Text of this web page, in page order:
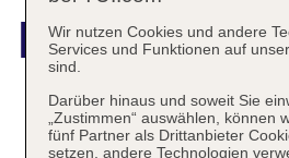
Elite
Das bietet Ihre
Wir nutzen Cookies und andere
Services und Funktionen auf
sind.
Darüber hinaus und soweit Sie
„Zustimmen“ auswählen, können
fünf Partner als Drittanbieter
setzen, andere Technologien